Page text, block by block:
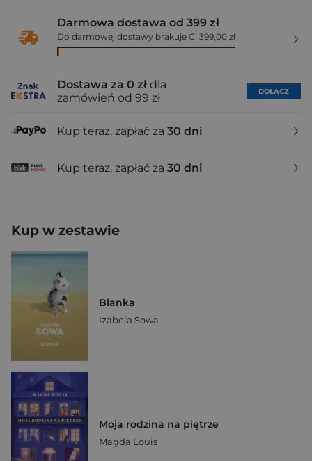
Darmowa dostawa od 399 zł
Do darmowej dostawy brakuje Ci 399,00 zł
Dostawa za 0 zł dla
zamówień od 99 zł
DOŁĄCZ
Kup teraz, zapłać za 30 dni
Kup teraz, zapłać za 30 dni
Kup w zestawie
Blanka
Izabela Sowa
Moja rodzina na piętrze
Magda Louis